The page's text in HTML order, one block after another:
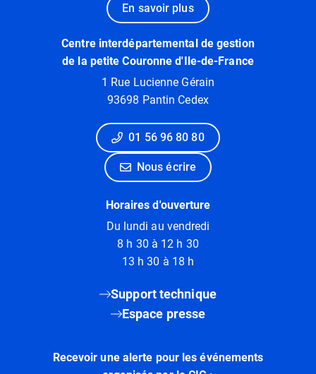
En savoir plus
Centre interdépartemental de gestion
de la petite Couronne d'Ile-de-France
1 Rue Lucienne Gérain
93698 Pantin Cedex
01 56 96 80 80
Nous écrire
Horaires d'ouverture
Du lundi au vendredi
8 h 30 à 12 h 30
13 h 30 à 18 h
Support technique
Espace presse
Recevoir une alerte pour les événements